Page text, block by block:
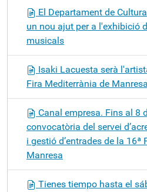
El Departament de
un nou ajut per a l'exhibició
musicals
Isaki Lacuesta serà
Fira Mediterrània de Manresa
Canal empresa. Fins al 8
convocatòria del servei
i gestió d’entrades de la 16ª
Manresa
Tienes tiempo hasta el